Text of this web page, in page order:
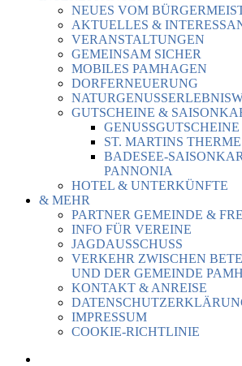
NEUES VOM
AKTUELLES &
VERANSTALTUNGEN
GEMEINSAM SICHER
MOBILES PAMHAGEN
DORFERNEUERUNG
GUTSCHEINE &
GENUSSGUTSCHEINE
ST. MARTINS
BADESEE-
PANNONIA
HOTEL & UNTERKÜNFTE
& MEHR
PARTNER GEMEINDE &
INFO FÜR VEREINE
JAGDAUSSCHUSS
VERKEHR ZWISCHEN
UND DER GEMEINDE
KONTAKT & ANREISE
IMPRESSUM
COOKIE-RICHTLINIE